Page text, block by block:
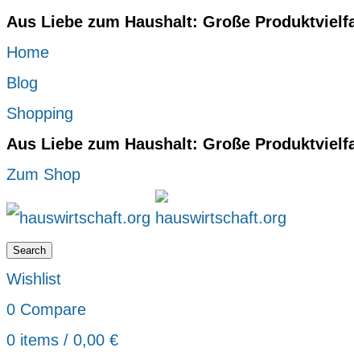
Aus Liebe zum Haushalt: Große
Home
Blog
Shopping
Aus Liebe zum Haushalt: Große
Zum Shop
Search
Wishlist
0 Compare
0 items / 0,00 €